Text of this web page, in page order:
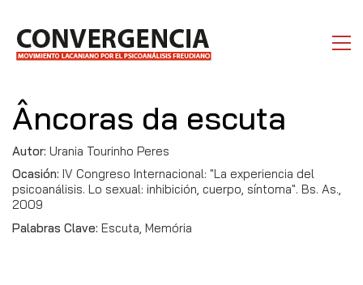
Âncoras da escuta
Autor: Urania Tourinho Peres
Ocasión: IV Congreso Internacional: "La experiencia del
psicoanálisis. Lo sexual: inhibición, cuerpo, síntoma". Bs. As.,
2009
Palabras Clave: Escuta, Memória